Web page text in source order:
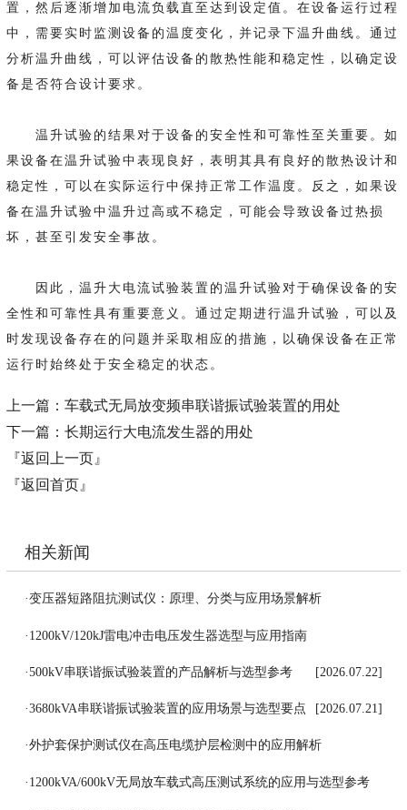
置，然后逐渐增加电流负载直至达到设定值。在设备运行过程
中，需要实时监测设备的温度变化，并记录下温升曲线。通过
分析温升曲线，可以评估设备的散热性能和稳定性，以确定设
备是否符合设计要求。
温升试验的结果对于设备的安全性和可靠性至关重要。如
果设备在温升试验中表现良好，表明其具有良好的散热设计和
稳定性，可以在实际运行中保持正常工作温度。反之，如果设
备在温升试验中温升过高或不稳定，可能会导致设备过热损
坏，甚至引发安全事故。
因此，温升大电流试验装置的温升试验对于确保设备的安
全性和可靠性具有重要意义。通过定期进行温升试验，可以及
时发现设备存在的问题并采取相应的措施，以确保设备在正常
运行时始终处于安全稳定的状态。
上一篇： 车载式无局放变频串联谐振试验装置的用处
下一篇： 长期运行大电流发生器的用处
『返回上一页』
『返回首页』
相关新闻
·变压器短路阻抗测试仪：原理、分类与应用场景解析
· 1200kV/120kJ雷电冲击电压发生器选型与应用指南
[2026.07.24]
·500kV串联谐振试验装置的产品解析与选型参考 [2026.07.22]
·3680kVA串联谐振试验装置的应用场景与选型要点 [2026.07.21]
·外护套保护测试仪在高压电缆护层检测中的应用解析
[2026.07.18]
· 1200kVA/600kV无局放车载式高压测试系统的应用与选型参考